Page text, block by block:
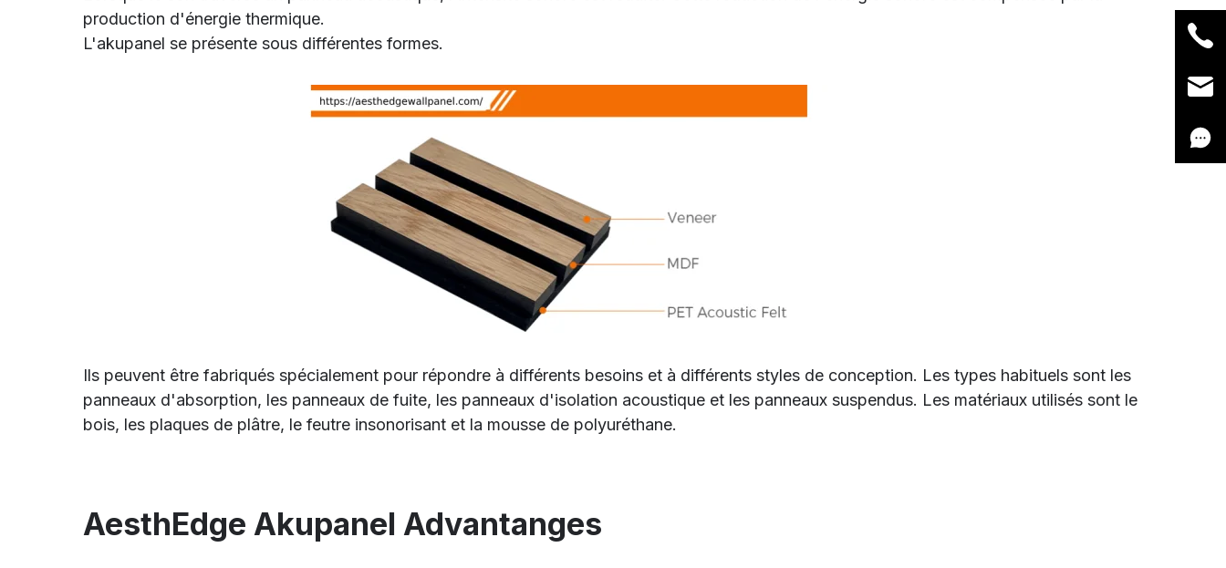
production d'énergie thermique.
L'akupanel se présente sous différentes formes.
Ils peuvent être fabriqués spécialement pour répondre à différents besoins et à différents styles de conception. Les types habituels sont les
panneaux d'absorption, les panneaux de fuite, les panneaux d'isolation acoustique et les panneaux suspendus. Les matériaux utilisés sont le
bois, les plaques de plâtre, le feutre insonorisant et la mousse de polyuréthane.
AesthEdge Akupanel Advantanges